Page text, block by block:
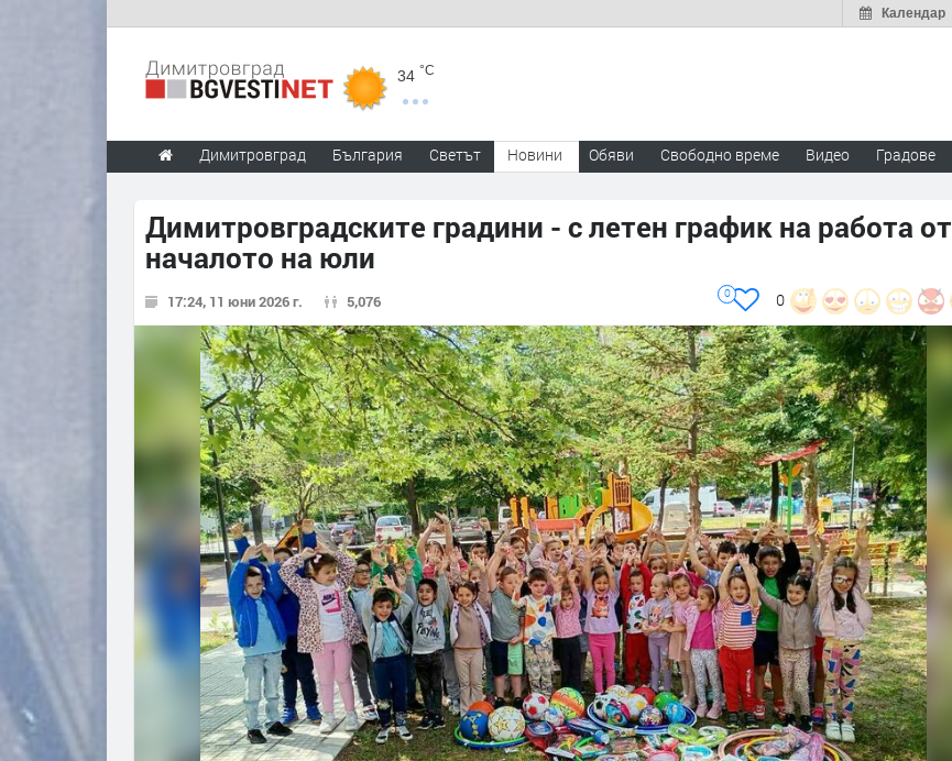
Календар
34 °C
Димитровград България Светът Новини Обяви Свободно време Видео Градове
Димитровградските градини - с летен график на работа от
началото на юли
17:24, 11 юни 2026 г. 5,076 0
0